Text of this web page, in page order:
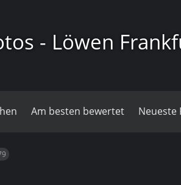
- Löwen
Am besten bewertet Neueste